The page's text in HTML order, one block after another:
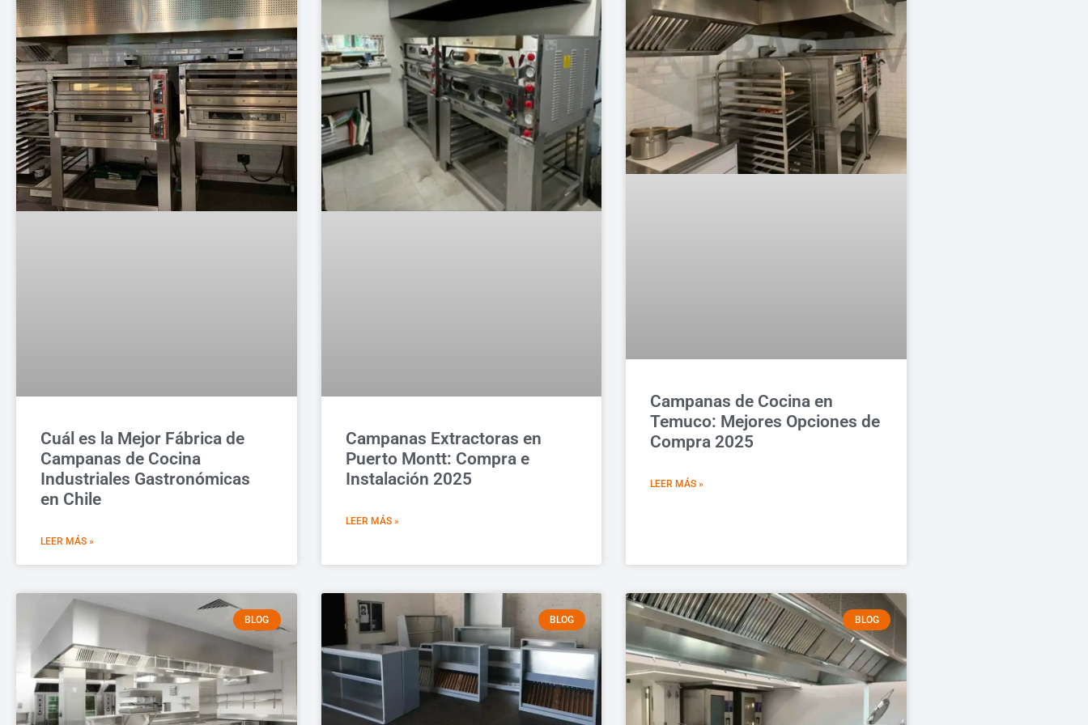
Cuál es la Mejor Fábrica de
Campanas de Cocina
Industriales Gastronómicas
en Chile
LEER MÁS »
Campanas Extractoras en
Puerto Montt: Compra e
Instalación 2025
LEER MÁS »
Campanas de Cocina en
Temuco: Mejores Opciones de
Compra 2025
LEER MÁS »
BLOG BLOG BLOG